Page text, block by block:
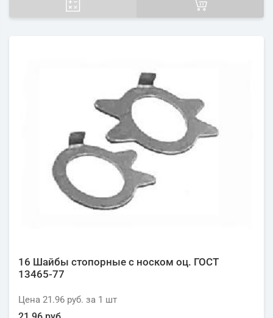
16 Шайбы стопорные с носком оц. ГОСТ
13465-77
Цена 21.96 руб. за 1 шт